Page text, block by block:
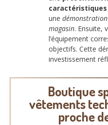
une
magasin. Ensuite,
l’équipement
objectifs. Cette
investissement
Boutique
vêtements
proche